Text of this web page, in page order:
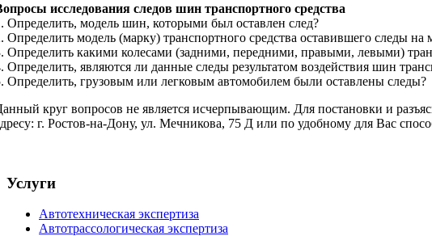
исследования следов шин транспортного средства
Определить, модель шин, которыми был оставлен след?
Определить модель (марку) транспортного средства оставившего следы на
Определить какими колесами (задними, передними, правыми, левыми)
Определить, являются ли данные следы результатом воздействия шин
Определить, грузовым или легковым автомобилем были оставлены следы?
круг вопросов не является исчерпывающим. Для постановки и
г. Ростов-на-Дону, ул. Мечникова, 75 Д или по удобному для Вас
Услуги
Автотехническая экспертиза
Автотрассологическая экспертиза